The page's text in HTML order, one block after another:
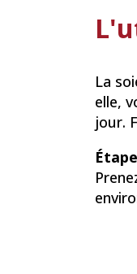
La
elle,
jour.